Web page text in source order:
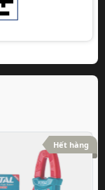
Hết hàng